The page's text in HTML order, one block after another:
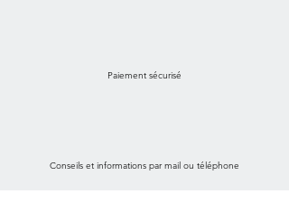
Paiement sécurisé
Conseils et informations par mail ou téléphone